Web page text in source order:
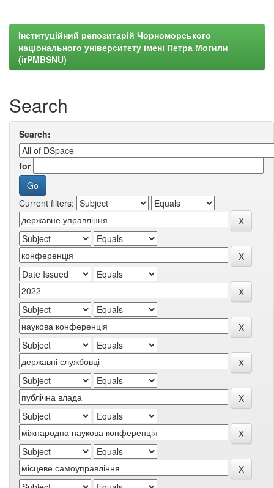
Інституційний репозитарій Чорноморського
національного університету імені Петра Могили
(irPMBSNU)
Search
Search:
for
Current filters: